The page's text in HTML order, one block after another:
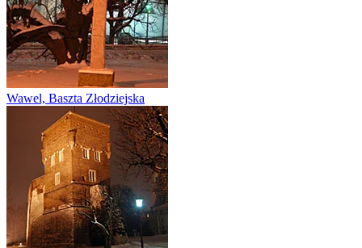
Wawel, Baszta Złodziejska